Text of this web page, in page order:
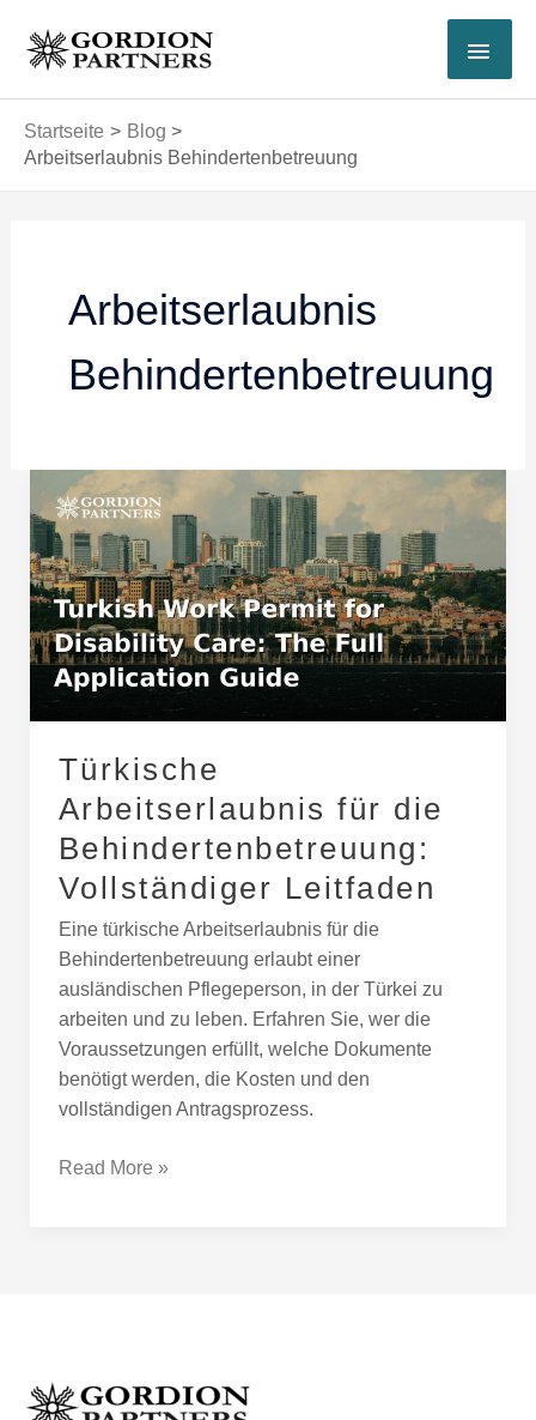
Inhalt
springen
Startseite
Blog
Arbeitserlaubnis Behindertenbetreuung
Arbeitserlaubnis
Behindertenbetreuung
Türkische
Arbeitserlaubnis für die
Behindertenbetreuung:
Vollständiger Leitfaden
Eine türkische Arbeitserlaubnis für die
Behindertenbetreuung erlaubt einer
ausländischen Pflegeperson, in der Türkei zu
arbeiten und zu leben. Erfahren Sie, wer die
Voraussetzungen erfüllt, welche Dokumente
benötigt werden, die Kosten und den
vollständigen Antragsprozess.
Türkische
Arbeitserlaubnis
für
die
Behindertenbetreuung:
Vollständiger
Leitfaden
Read More »